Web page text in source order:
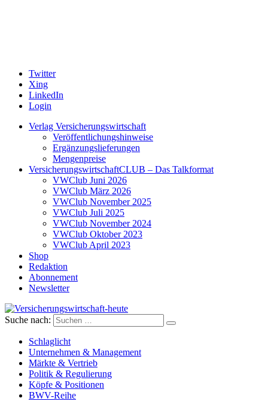
Twitter
Xing
LinkedIn
Login
Verlag Versicherungswirtschaft
Veröffentlichungshinweise
Ergänzungslieferungen
Mengenpreise
VersicherungswirtschaftCLUB – Das Talkformat
VWClub Juni 2026
VWClub März 2026
VWClub November 2025
VWClub Juli 2025
VWClub November 2024
VWClub Oktober 2023
VWClub April 2023
Shop
Redaktion
Abonnement
Newsletter
Versicherungswirtschaft-heute
Suche nach:
Schlaglicht
Unternehmen & Management
Märkte & Vertrieb
Politik & Regulierung
Köpfe & Positionen
BWV-Reihe